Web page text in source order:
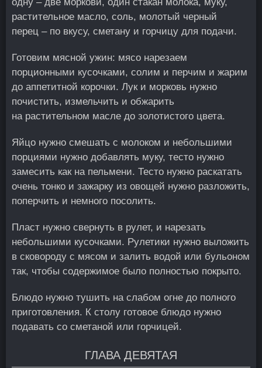
растительное масло, соль, молотый черный
перец – по вкусу, сметану и горчицу для подачи.
Готовим мясной ужин: мясо нарезаем
порционными кусочками, солим и перчим и жарим
до аппетитной корочки. Лук и морковь нужно
почистить, измельчить и обжарить
на растительном масле до золотистого цвета.
Яйцо нужно смешать с молоком и небольшими
порциями нужно добавлять муку, тесто нужно
замесить как на пельмени. Тесто нужно раскатать
очень тонко и зажарку из овощей нужно разложить,
поперчить и немного посолить.
Пласт нужно свернуть в рулет, и нарезать
небольшими кусочками. Рулетики нужно выложить
в сковороду с мясом и залить водой или бульоном
так, чтобы содержимое было полностью покрыто.
Блюдо нужно тушить на слабом огне до полного
приготовления. К столу готовое блюдо нужно
подавать со сметаной или горчицей.
ГЛАВА ДЕВЯТАЯ